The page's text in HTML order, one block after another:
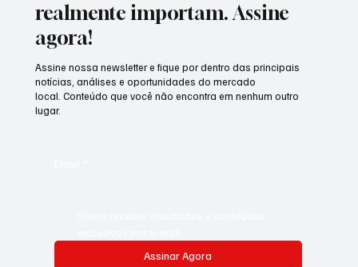
realmente importam. Assine
agora!
Assinar Agora
Assine nossa newsletter e fique por dentro das principais
notícias, análises e oportunidades do mercado
local. Conteúdo que você não encontra em nenhum outro
lugar.